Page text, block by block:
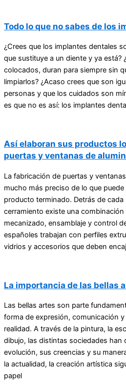
Todo lo que no sabes de los
¿Crees que los implantes dentales
que sustituye a un diente y ya está?
colocados, duran para siempre sin
limpiarlos? ¿Acaso crees que son
personas y que los cuidados son
es que no es así: los implantes
Así elaboran sus productos
puertas y ventanas de
La fabricación de puertas y
mucho más preciso de lo que
producto terminado. Detrás de
cerramiento existe una
mecanizado, ensamblaje y control
españoles trabajan con perfiles
vidrios y accesorios que deben
La importancia de las bellas
Las bellas artes son parte
forma de expresión, comunicación
realidad. A través de la pintura, la
dibujo, las distintas sociedades han
evolución, sus creencias y su
la actualidad, la creación artística
papel